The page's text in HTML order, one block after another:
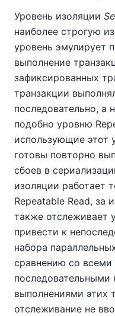
Уровень изоляции
наиболее строгую
уровень эмулирует
выполнение
зафиксированных
транзакции
последовательно, а
подобно уровню
использующие этот
готовы повторно
сбоев в
изоляции работает
Repeatable Read, за
также отслеживает
привести к
набора
сравнению со
последовательными
выполнениями этих
отслеживание не